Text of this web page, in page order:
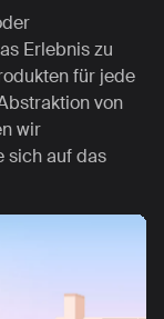
Erlebnis zu
für jede
von
wir
sich auf das